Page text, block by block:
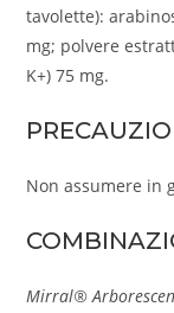
tavolette):
mg; polvere
K+) 75 mg.
Non assumere in
Mirral®